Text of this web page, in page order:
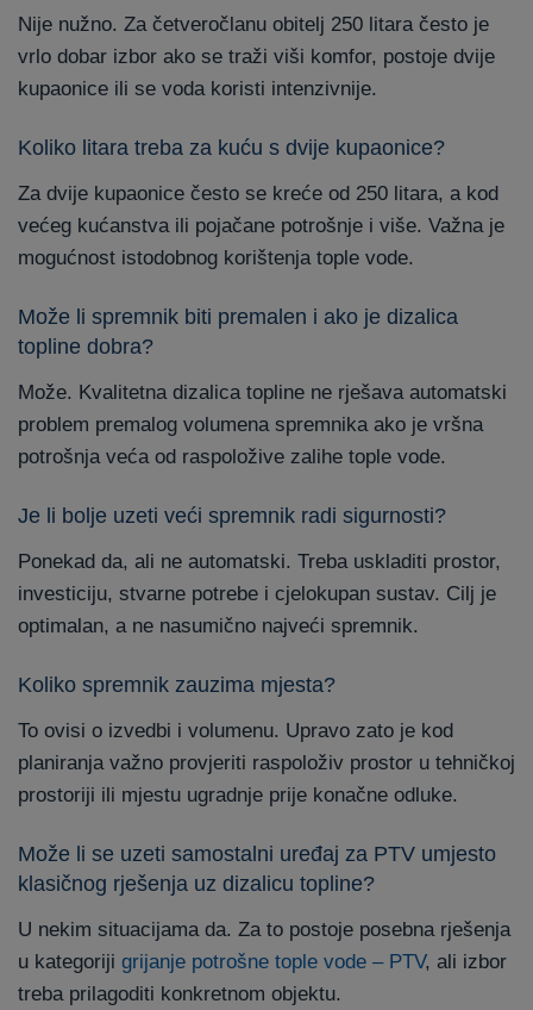
Nije nužno. Za četveročlanu obitelj 250 litara često je
vrlo dobar izbor ako se traži viši komfor, postoje dvije
kupaonice ili se voda koristi intenzivnije.
Koliko litara treba za kuću s dvije kupaonice?
Za dvije kupaonice često se kreće od 250 litara, a kod
većeg kućanstva ili pojačane potrošnje i više. Važna je
mogućnost istodobnog korištenja tople vode.
Može li spremnik biti premalen i ako je dizalica
topline dobra?
Može. Kvalitetna dizalica topline ne rješava automatski
problem premalog volumena spremnika ako je vršna
potrošnja veća od raspoložive zalihe tople vode.
Je li bolje uzeti veći spremnik radi sigurnosti?
Ponekad da, ali ne automatski. Treba uskladiti prostor,
investiciju, stvarne potrebe i cjelokupan sustav. Cilj je
optimalan, a ne nasumično najveći spremnik.
Koliko spremnik zauzima mjesta?
To ovisi o izvedbi i volumenu. Upravo zato je kod
planiranja važno provjeriti raspoloživ prostor u tehničkoj
prostoriji ili mjestu ugradnje prije konačne odluke.
Može li se uzeti samostalni uređaj za PTV umjesto
klasičnog rješenja uz dizalicu topline?
U nekim situacijama da. Za to postoje posebna rješenja
u kategoriji grijanje potrošne tople vode – PTV, ali izbor
treba prilagoditi konkretnom objektu.